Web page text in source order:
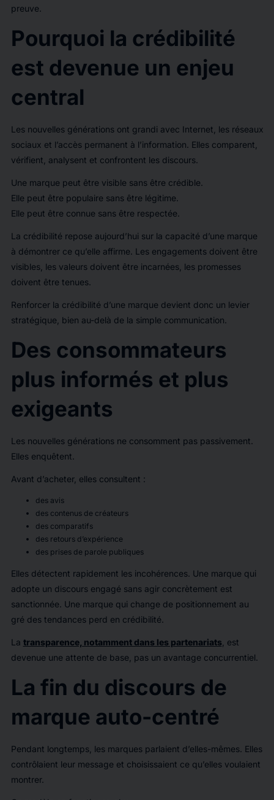
preuve.
Pourquoi la crédibilité
est devenue un enjeu
central
Les nouvelles générations ont grandi avec Internet, les réseaux
sociaux et l’accès permanent à l’information. Elles comparent,
vérifient, analysent et confrontent les discours.
Une marque peut être visible sans être crédible.
Elle peut être populaire sans être légitime.
Elle peut être connue sans être respectée.
La crédibilité repose aujourd’hui sur la capacité d’une marque
à démontrer ce qu’elle affirme. Les engagements doivent être
visibles, les valeurs doivent être incarnées, les promesses
doivent être tenues.
Renforcer la crédibilité d’une marque devient donc un levier
stratégique, bien au-delà de la simple communication.
Des consommateurs
plus informés et plus
exigeants
Les nouvelles générations ne consomment pas passivement.
Elles enquêtent.
Avant d’acheter, elles consultent :
des avis
des contenus de créateurs
des comparatifs
des retours d’expérience
des prises de parole publiques
Elles détectent rapidement les incohérences. Une marque qui
adopte un discours engagé sans agir concrètement est
sanctionnée. Une marque qui change de positionnement au
gré des tendances perd en crédibilité.
La transparence, notamment dans les partenariats, est
devenue une attente de base, pas un avantage concurrentiel.
La fin du discours de
marque auto-centré
Pendant longtemps, les marques parlaient d’elles-mêmes. Elles
contrôlaient leur message et choisissaient ce qu’elles voulaient
montrer.